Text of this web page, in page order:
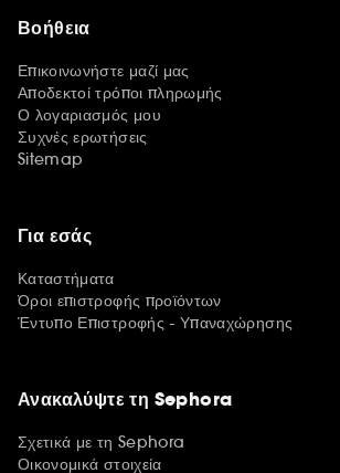
Βοήθεια
Επικοινωνήστε μαζί μας
Αποδεκτοί τρόποι πληρωμής
Ο λογαριασμός μου
Συχνές ερωτήσεις
Sitemap
Για εσάς
Καταστήματα
Όροι επιστροφής προϊόντων
Έντυπο Επιστροφής - Υπαναχώρησης
Ανακαλύψτε τη Sephora
Σχετικά με τη Sephora
Οικονομικά στοιχεία